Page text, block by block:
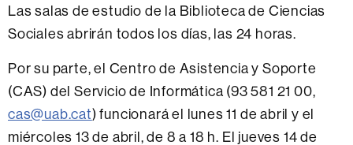
Las salas de estudio de la Biblioteca de Ciencias
Sociales abrirán todos los días, las 24 horas.
Por su parte, el Centro de Asistencia y Soporte
(CAS) del Servicio de Informática (93 581 21 00,
cas@uab.cat) funcionará el lunes 11 de abril y el
miércoles 13 de abril, de 8 a 18 h. El jueves 14 de